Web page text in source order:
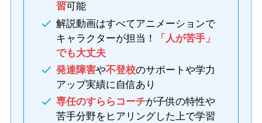
習可能
解説動画はすべてアニメーションで
キャラクターが担当！
「人が苦手」
でも大丈夫
発達障害や不登校のサポートや学力
アップ実績に自信あり
専任のすららコーチが子供の特性や
苦手分野をヒアリングした上で学習